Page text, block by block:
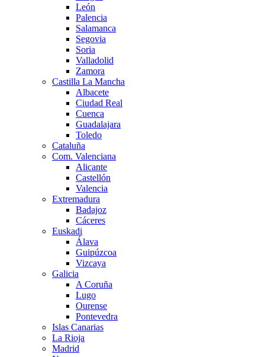
León
Palencia
Salamanca
Segovia
Soria
Valladolid
Zamora
Castilla La Mancha
Albacete
Ciudad Real
Cuenca
Guadalajara
Toledo
Cataluña
Com. Valenciana
Alicante
Castellón
Valencia
Extremadura
Badajoz
Cáceres
Euskadi
Álava
Guipúzcoa
Vizcaya
Galicia
A Coruña
Lugo
Ourense
Pontevedra
Islas Canarias
La Rioja
Madrid